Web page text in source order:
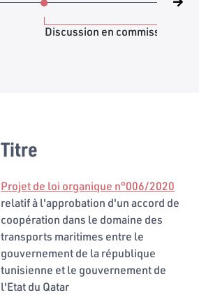
Discussion en commission
Titre
Projet de loi organique n°006/2020
relatif à l'approbation d'un accord de
coopération dans le domaine des
transports maritimes entre le
gouvernement de la république
tunisienne et le gouvernement de
l'Etat du Qatar